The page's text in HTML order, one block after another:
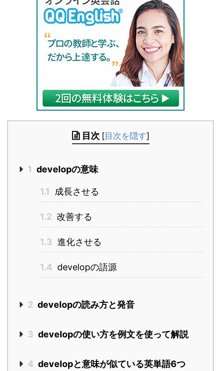
目次 [目次を隠す]
1 developの意味
1.1 成長させる
1.2 改善する
1.3 進化させる
1.4 developの語源
2 developの読み方と発音
3 developの使い方を例文を使って解説
4 developと意味が似ている英単語6つ